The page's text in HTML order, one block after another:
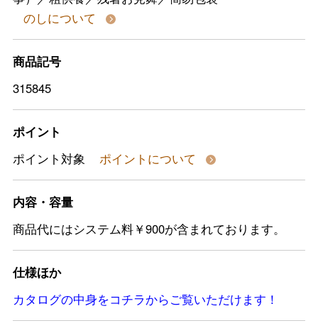
のしについて
商品記号
315845
ポイント
ポイント対象
ポイントについて
内容・容量
商品代にはシステム料￥900が含まれております。
仕様ほか
カタログの中身をコチラからご覧いただけます！